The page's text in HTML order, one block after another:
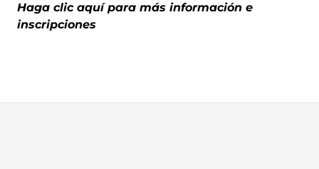
Haga clic aquí para más información e
inscripciones